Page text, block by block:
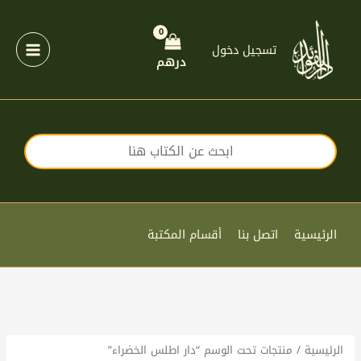
المحتوى
تسجيل دخول
درهم
الرئيسية اتصل بنا أقسام المكتبة
الرئيسية / منتجات تحت الوسم “دار اطلس الخضراء”